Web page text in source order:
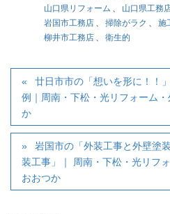
山口県リフォーム 、 山口県工務
岩国市工務店 、 掃除がラク 、 施
柳井市工務店 、 衛生的
廿日市市の「想いを形に！！
例｜周南・下松・光リフォーム
か
岩国市の「外装工事と外壁塗
装工事」｜ 周南・下松・光リフ
おおつか